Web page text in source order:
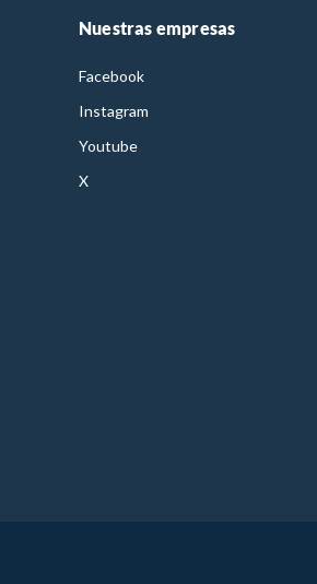
Nuestras empresas
Facebook
Instagram
Youtube
X